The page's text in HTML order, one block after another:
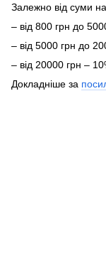
Залежно від суми
– від 800 грн до
– від 5000 грн до
– від 20000 грн –
Докладніше за